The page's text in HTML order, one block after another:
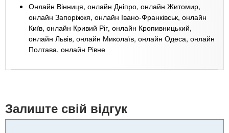
Онлайн Вінниця, онлайн Дніпро, онлайн Житомир,
онлайн Запоріжжя, онлайн Івано-Франківськ, онлайн
Київ, онлайн Кривий Ріг, онлайн Кропивницький,
онлайн Львів, онлайн Миколаїв, онлайн Одеса, онлайн
Полтава, онлайн Рівне
Залиште свій відгук